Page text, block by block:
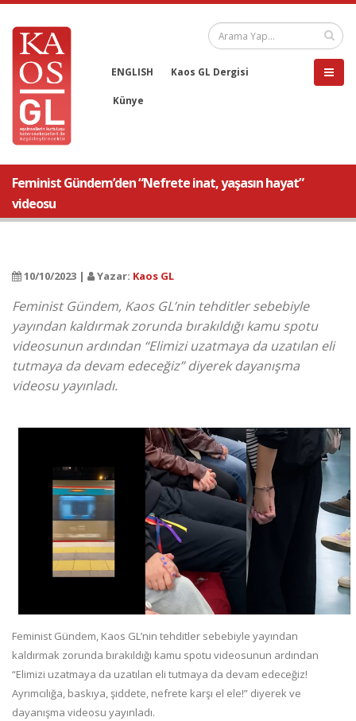
ENGLISH Kaos GL Dergisi
Künye
Feminist Gündem’den “Nefrete inat, yaşasın hayat”
videosu
10/10/2023 | Yazar: Kaos GL
Feminist Gündem, Kaos GL’nin tehditler sebebiyle
yayından kaldırmak zorunda bırakıldığı kamu spotu
videosunun ardından “Elimizi uzatmaya da uzatılan eli
tutmaya da devam edeceğiz” diyerek dayanışma
videosu yayınladı.
Feminist Gündem, Kaos GL’nin tehditler sebebiyle yayından
kaldırmak zorunda bırakıldığı kamu spotu videosunun ardından
“Elimizi uzatmaya da uzatılan eli tutmaya da devam edeceğiz!
Ayrımcılığa, baskıya, şiddete, nefrete karşı el ele!” diyerek ve
dayanışma videosu yayınladı.